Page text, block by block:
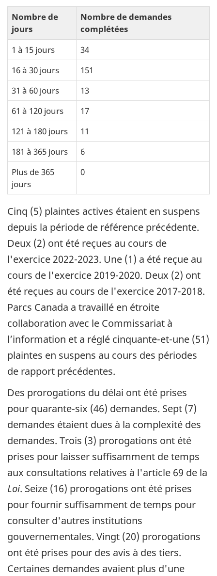
Nombre de
jours
Nombre de demandes
complétées
1 à 15 jours
34
16 à 30 jours
151
31 à 60 jours
13
61 à 120 jours
17
121 à 180 jours
11
181 à 365 jours
6
Plus de 365
jours
0
Cinq (5) plaintes actives étaient en suspens
depuis la période de référence précédente.
Deux (2) ont été reçues au cours de
l'exercice 2022-2023. Une (1) a été reçue au
cours de l'exercice 2019-2020. Deux (2) ont
été reçues au cours de l'exercice 2017-2018.
Parcs Canada a travaillé en étroite
collaboration avec le Commissariat à
l’information et a réglé cinquante-et-une (51)
plaintes en suspens au cours des périodes
de rapport précédentes.
Des prorogations du délai ont été prises
pour quarante-six (46) demandes. Sept (7)
demandes étaient dues à la complexité des
demandes. Trois (3) prorogations ont été
prises pour laisser suffisamment de temps
aux consultations relatives à l'article 69 de la
Loi. Seize (16) prorogations ont été prises
pour fournir suffisamment de temps pour
consulter d'autres institutions
gouvernementales. Vingt (20) prorogations
ont été prises pour des avis à des tiers.
Certaines demandes avaient plus d'une